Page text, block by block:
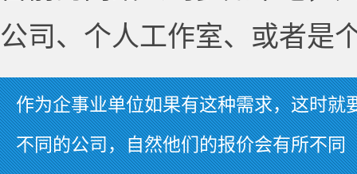
公司、个人工作室、或者是
作为企事业单位如果有这种需求，这时就
不同的公司，自然他们的报价会有所不同